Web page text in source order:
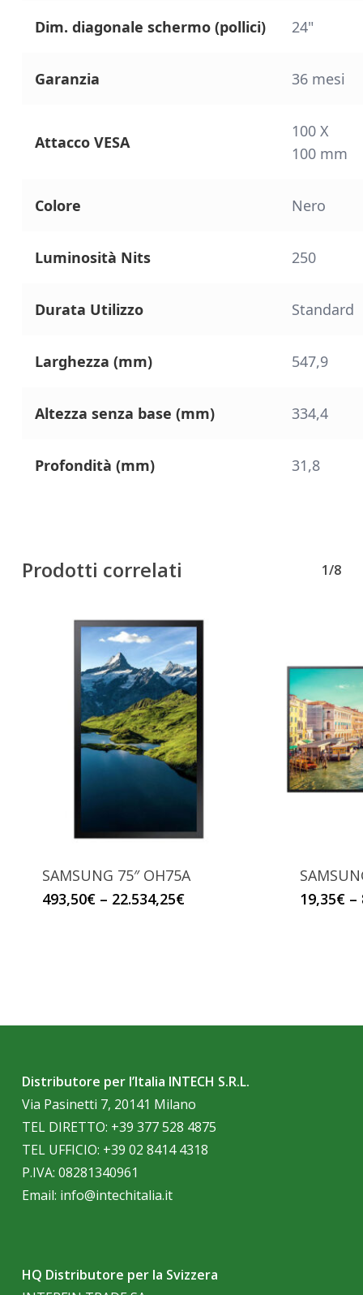
Dim. diagonale schermo (pollici) 24"
Garanzia 36 mesi
Attacco VESA
100 X
100 mm
Colore Nero
Luminosità Nits 250
Durata Utilizzo Standard
Larghezza (mm) 547,9
Altezza senza base (mm) 334,4
Profondità (mm) 31,8
Prodotti correlati 1/8
SAMSUNG 75″ OH75A
493,50€– 22.534,25€
19,35€ –
Distributore per l’Italia INTECH S.R.L.
Via Pasinetti 7, 20141 Milano
TEL DIRETTO: +39 377 528 4875
TEL UFFICIO: +39 02 8414 4318
P.IVA: 08281340961
Email: info@intechitalia.it
HQ Distributore per la Svizzera